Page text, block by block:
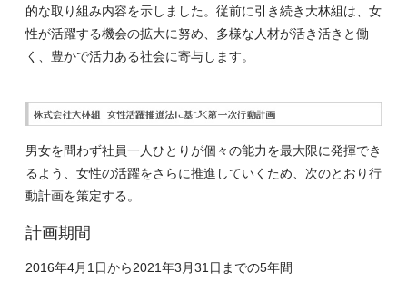
的な取り組み内容を示しました。従前に引き続き大林組は、女
性が活躍する機会の拡大に努め、多様な人材が活き活きと働
く、豊かで活力ある社会に寄与します。
男女を問わず社員一人ひとりが個々の能力を最大限に発揮でき
るよう、女性の活躍をさらに推進していくため、次のとおり行
動計画を策定する。
計画期間
2016年4月1日から2021年3月31日までの5年間